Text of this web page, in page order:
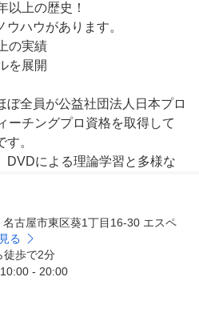
上の歴史！
ハウがあります。
の実績
を展開
全員が公益社団法人日本プロ
ーチングプロ資格を取得して
。
による理論学習と多様な
ます。
古屋市東区葵1丁目16-30 エスペ
る
徒歩で2分
- 20:00